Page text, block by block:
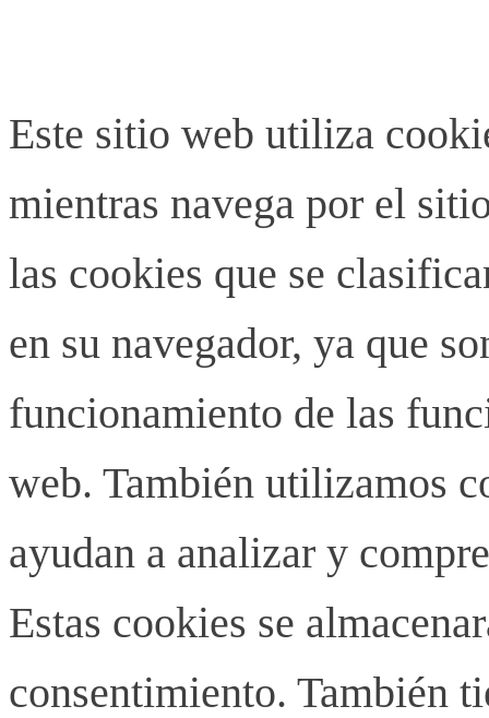
Este sitio web utiliza
mientras navega por el
las cookies que se
en su navegador, ya que
funcionamiento de las
web. También utilizamos
ayudan a analizar y
Estas cookies se
consentimiento. También